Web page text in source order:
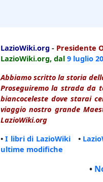
LazioWiki.org - Presidente
LazioWiki.org, dal 9 luglio
Abbiamo scritto la storia
Proseguiremo la strada da
biancoceleste dove starai
viaggio nostro grande
LazioWiki.org
•I libri di LazioWiki•
ultime modifiche
•